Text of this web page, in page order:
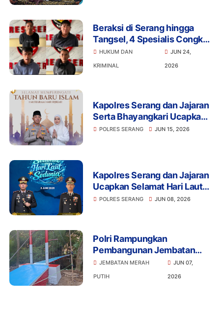
Beraksi di Serang hingga
Tangsel, 4 Spesialis Congkel
Jendela Akhirnya Keok
HUKUM DAN
KRIMINAL
JUN 24,
2026
Kapolres Serang dan Jajaran
Serta Bhayangkari Ucapkan
Selamat Tahun Baru Islam 1
POLRES SERANG JUN 15, 2026
Kapolres Serang dan Jajaran
Ucapkan Selamat Hari Laut
Sedunia, Ajak Masyarakat
POLRES SERANG JUN 08, 2026
Polri Rampungkan
Pembangunan Jembatan
Merah Putih Presisi di Desa
Pasirbuyut, Kabupaten
JEMBATAN MERAH
PUTIH
JUN 07,
2026